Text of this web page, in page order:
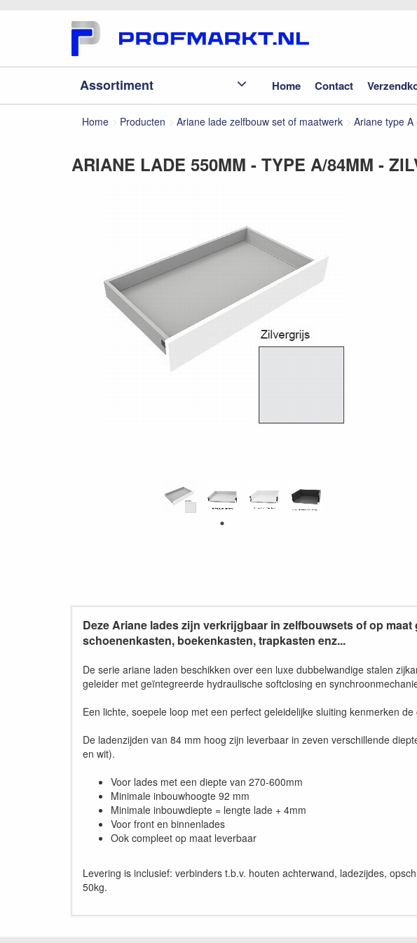
Assortiment Home Contact
Home Producten Ariane lade zelfbouw set of maatwerk Ariane type
ARIANE LADE 550MM - TYPE A/84MM -
Deze Ariane lades zijn verkrijgbaar in zelfbouwsets of op
schoenenkasten, boekenkasten, trapkasten enz...
De serie ariane laden beschikken over een luxe dubbelwandige stalen
geleider met geïntegreerde hydraulische softclosing en
Een lichte, soepele loop met een perfect geleidelijke sluiting kenmerken
De ladenzijden van 84 mm hoog zijn leverbaar in zeven verschillende
en wit).
Voor lades met een diepte van 270-600mm
Minimale inbouwhoogte 92 mm
Minimale inbouwdiepte = lengte lade + 4mm
Voor front en binnenlades
Ook compleet op maat leverbaar
Levering is inclusief: verbinders t.b.v. houten achterwand, ladezijdes,
50kg.